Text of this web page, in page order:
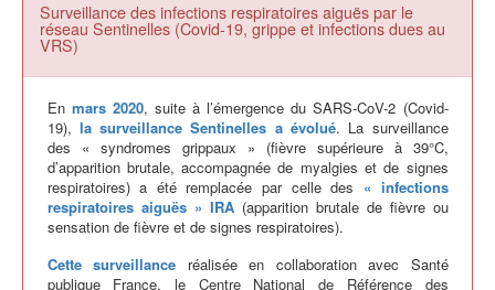
Surveillance des infections respiratoires aiguës par le
réseau Sentinelles (Covid-19, grippe et infections dues au
VRS)
En mars 2020, suite à l’émergence du SARS-CoV-2 (Covid-
19), la surveillance Sentinelles a évolué. La surveillance
des « syndromes grippaux » (fièvre supérieure à 39°C,
d’apparition brutale, accompagnée de myalgies et de signes
respiratoires) a été remplacée par celle des « infections
respiratoires aiguës » IRA(apparition brutale de fièvre ou
sensation de fièvre et de signes respiratoires).
Cette surveillance réalisée en collaboration avec Santé
publique France, le Centre National de Référence des